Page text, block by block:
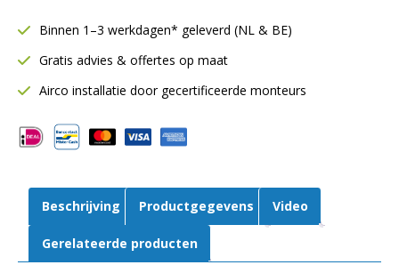
Ø100
|
Met
en
terugslagklep
75
m³/h
Binnen 1–3 werkdagen* geleverd (NL & BE)
Gratis advies & offertes op maat
Airco installatie door gecertificeerde monteurs
Beschrijving Productgegevens Video
Gerelateerde producten